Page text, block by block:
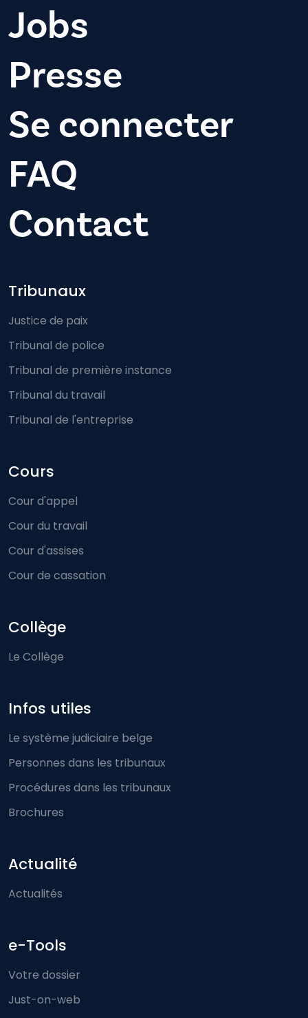
Jobs
Presse
Se connecter
FAQ
Contact
Footer-menu
Tribunaux
Justice de paix
Tribunal de police
Tribunal de première instance
Tribunal du travail
Tribunal de l'entreprise
Cours
Cour d'appel
Cour du travail
Cour d'assises
Cour de cassation
Collège
Le Collège
Infos utiles
Le système judiciaire belge
Personnes dans les tribunaux
Procédures dans les tribunaux
Brochures
Actualité
Actualités
e-Tools
Votre dossier
Just-on-web